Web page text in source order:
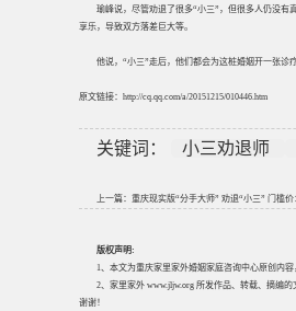
瑜峰说，尽管劝退了很多“小三”，但很多人仍没有
享乐，导致双方落差巨大等。
他说，“小三”走后，他们都会为这桩婚姻开一张诊
原文链接：http://cq.qq.com/a/20151215/010446.htm
关键词： 小三劝退师
上一篇： 重庆现实版“分手大师” 劝退“小三” 门槛价
版权声明:
1、本文为重庆家里家外婚姻家庭咨询中心原创内
2、家里家外 www.jljw.org 所发作品、转载、摘编
谢谢！